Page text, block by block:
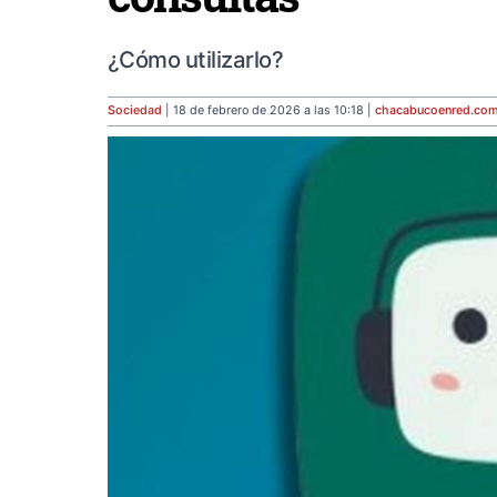
¿Cómo utilizarlo?
Sociedad | 18 de febrero de 2026 a las 10:18 | chacabucoenred